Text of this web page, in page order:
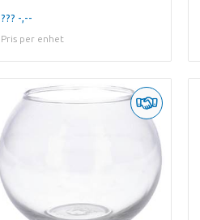
??? -,--
Pris per enhet